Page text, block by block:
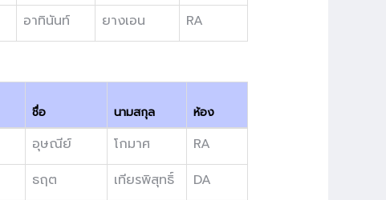
อาทินันท์ ยางเอน RA
ชื่อ นามสกุล ห้อง
อุษณีย์ โกมาศ RA
ธฤต เทียรพิสุทธิ์ DA